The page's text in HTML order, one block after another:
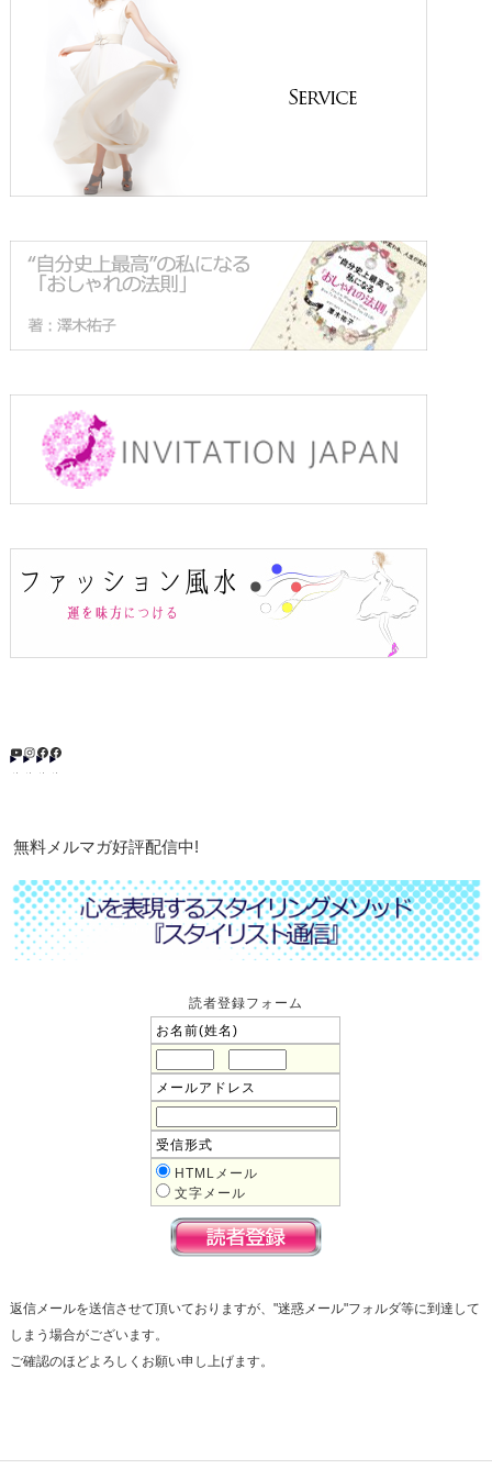
無料メルマガ好評配信中!
読者登録フォーム
お名前(姓名)
メールアドレス
受信形式
HTMLメール
文字メール
返信メールを送信させて頂いておりますが、"迷惑メール"フォルダ等に到達して
しまう場合がございます。
ご確認のほどよろしくお願い申し上げます。